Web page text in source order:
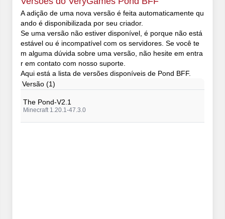
A adição de uma nova versão é feita automaticamente qu
ando é disponibilizada por seu criador.
Se uma versão não estiver disponível, é porque não está
estável ou é incompatível com os servidores. Se você te
m alguma dúvida sobre uma versão, não hesite em entra
r em contato com nosso suporte.
Aqui está a lista de versões disponíveis de Pond BFF.
Versão (1)
The Pond-V2.1
Minecraft 1.20.1-47.3.0